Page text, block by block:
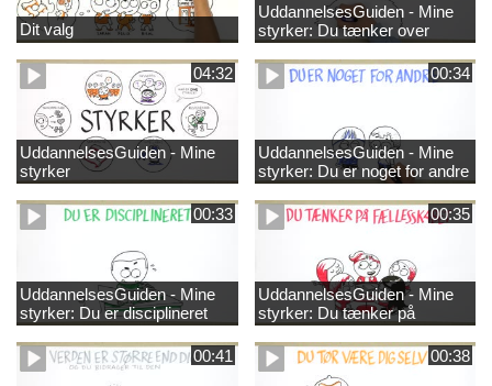
Dit valg
UddannelsesGuiden - Mine
styrker: Du tænker over
tingene
04:32
UddannelsesGuiden - Mine
styrker
00:34
UddannelsesGuiden - Mine
styrker: Du er noget for andre
00:33
UddannelsesGuiden - Mine
styrker: Du er disciplineret
00:35
UddannelsesGuiden - Mine
styrker: Du tænker på
fællesskabet
00:41
00:38